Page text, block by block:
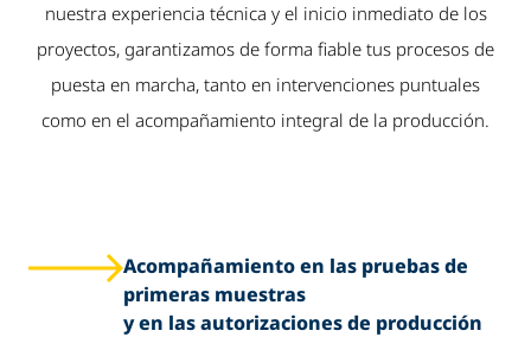
nuestra experiencia técnica y el inicio inmediato de los
proyectos, garantizamos de forma fiable tus procesos de
puesta en marcha, tanto en intervenciones puntuales
como en el acompañamiento integral de la producción.
Acompañamiento en las pruebas de
primeras muestras
y en las autorizaciones de producción